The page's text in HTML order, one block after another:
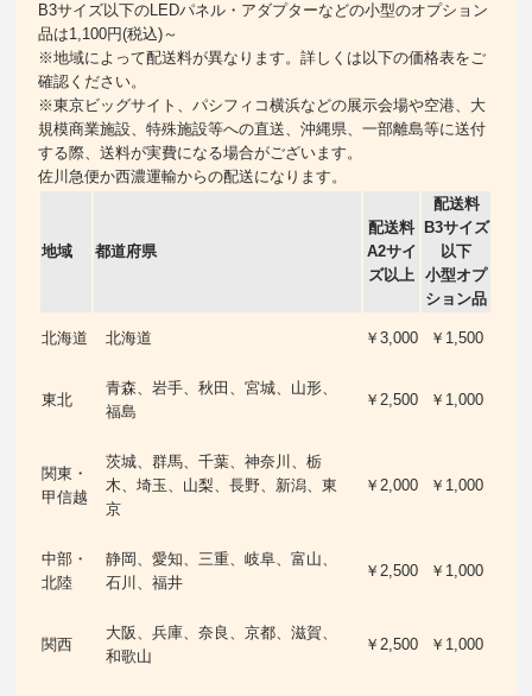
B3サイズ以下のLEDパネル・アダプターなどの小型のオプション
品は1,100円(税込)～
※地域によって配送料が異なります。詳しくは以下の価格表をご
確認ください。
※東京ビッグサイト、パシフィコ横浜などの展示会場や空港、大
規模商業施設、特殊施設等への直送、沖縄県、一部離島等に送付
する際、送料が実費になる場合がございます。
佐川急便か西濃運輸からの配送になります。
地域 都道府県
配送料
A2サイ
ズ以上
配送料
B3サイズ
以下
小型オプ
ション品
北海道 北海道 ￥3,000 ￥1,500
東北
青森、岩手、秋田、宮城、山形、
福島
￥2,500 ￥1,000
関東・
甲信越
茨城、群馬、千葉、神奈川、栃
木、埼玉、山梨、長野、新潟、東
京
￥2,000 ￥1,000
中部・
北陸
静岡、愛知、三重、岐阜、富山、
石川、福井
￥2,500 ￥1,000
関西
大阪、兵庫、奈良、京都、滋賀、
和歌山
￥2,500 ￥1,000